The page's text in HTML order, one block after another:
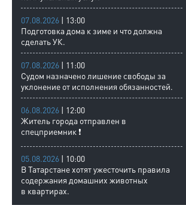
07.08.2026 | 13:00
Подготовка дома к зиме и что должна
сделать УК.
07.08.2026 | 11:00
Судом назначено лишение свободы за
уклонение от исполнения обязанностей.
06.08.2026 | 12:00
Житель города отправлен в
спецприемник ❗
05.08.2026 | 10:00
В Татарстане хотят ужесточить правила
содержания домашних животных
в квартирах.